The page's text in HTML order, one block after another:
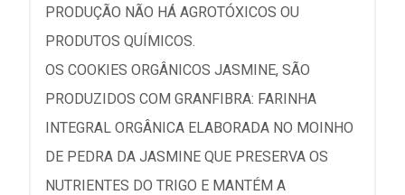
PRODUÇÃO NÃO HÁ AGROTÓXICOS OU
PRODUTOS QUÍMICOS.
OS COOKIES ORGÂNICOS JASMINE, SÃO
PRODUZIDOS COM GRANFIBRA: FARINHA
INTEGRAL ORGÂNICA ELABORADA NO MOINHO
DE PEDRA DA JASMINE QUE PRESERVA OS
NUTRIENTES DO TRIGO E MANTÉM A